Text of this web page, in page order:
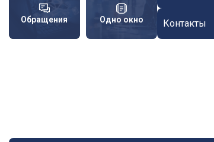
Обращения Одно окно Контакты